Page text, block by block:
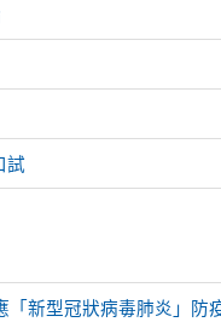
試
「新型冠狀病毒肺炎」防